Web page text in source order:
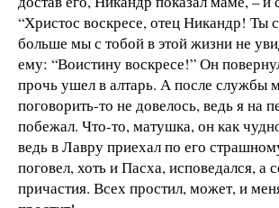
“Христос воскресе, отец Никандр! Ты
больше мы с тобой в этой жизни не
ему: “Воистину воскресе!” Он
прочь ушел в алтарь. А после службы
поговорить-то не довелось, ведь я на
побежал. Что-то, матушка, он как
ведь в Лавру приехал по его
поговел, хоть и Пасха, исповедался, а
причастия. Всех простил, может, и